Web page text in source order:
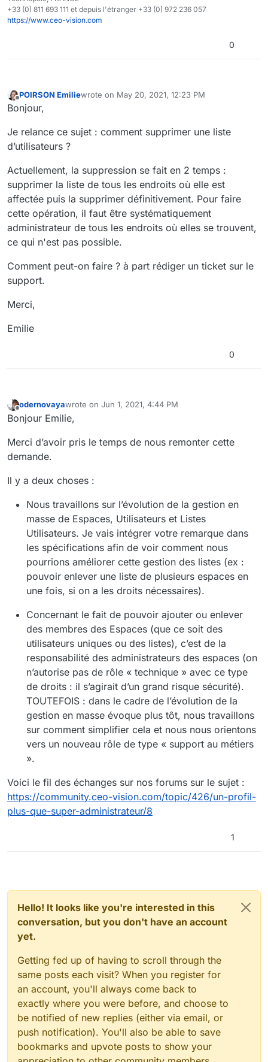
+33 (0) 811 693 111 et depuis l'étranger +33 (0) 972 236 057
https://www.ceo-vision.com
0
Offline
POIRSON Emiliewrote on May 20, 2021, 12:23 PM
last edited by
Bonjour,
Je relance ce sujet : comment supprimer une liste
d’utilisateurs ?
Actuellement, la suppression se fait en 2 temps :
supprimer la liste de tous les endroits où elle est
affectée puis la supprimer définitivement. Pour faire
cette opération, il faut être systématiquement
administrateur de tous les endroits où elles se trouvent,
ce qui n'est pas possible.
Comment peut-on faire ? à part rédiger un ticket sur le
support.
Merci,
Emilie
0
Offline
odernovayawrote on Jun 1, 2021, 4:44 PM
last edited by
Bonjour Emilie,
Merci d’avoir pris le temps de nous remonter cette
demande.
Il y a deux choses :
Nous travaillons sur l’évolution de la gestion en
masse de Espaces, Utilisateurs et Listes
Utilisateurs. Je vais intégrer votre remarque dans
les spécifications afin de voir comment nous
pourrions améliorer cette gestion des listes (ex :
pouvoir enlever une liste de plusieurs espaces en
une fois, si on a les droits nécessaires).
Concernant le fait de pouvoir ajouter ou enlever
des membres des Espaces (que ce soit des
utilisateurs uniques ou des listes), c’est de la
responsabilité des administrateurs des espaces (on
n’autorise pas de rôle « technique » avec ce type
de droits : il s’agirait d’un grand risque sécurité).
TOUTEFOIS : dans le cadre de l’évolution de la
gestion en masse évoque plus tôt, nous travaillons
sur comment simplifier cela et nous nous orientons
vers un nouveau rôle de type « support au métiers
».
Voici le fil des échanges sur nos forums sur le sujet :
https://community.ceo-vision.com/topic/426/un-profil-
plus-que-super-administrateur/8
1
Hello! It looks like you're interested in this
conversation, but you don't have an account
yet.
Getting fed up of having to scroll through the
same posts each visit? When you register for
an account, you'll always come back to
exactly where you were before, and choose to
be notified of new replies (either via email, or
push notification). You'll also be able to save
bookmarks and upvote posts to show your